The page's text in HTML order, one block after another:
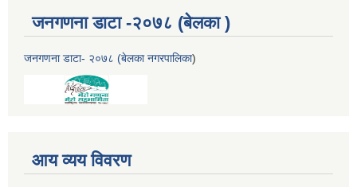
जनगणना डाटा -२०७८ (बेलका )
जनगणना डाटा- २०७८ (बेलका नगरपालिका)
आय व्यय विवरण